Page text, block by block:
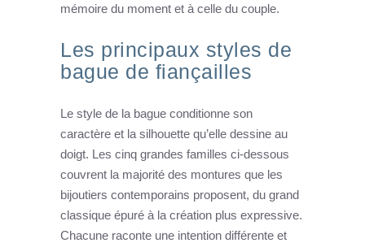
mémoire du moment et à celle du couple.
Les principaux styles de
bague de fiançailles
Le style de la bague conditionne son
caractère et la silhouette qu’elle dessine au
doigt. Les cinq grandes familles ci-dessous
couvrent la majorité des montures que les
bijoutiers contemporains proposent, du grand
classique épuré à la création plus expressive.
Chacune raconte une intention différente et